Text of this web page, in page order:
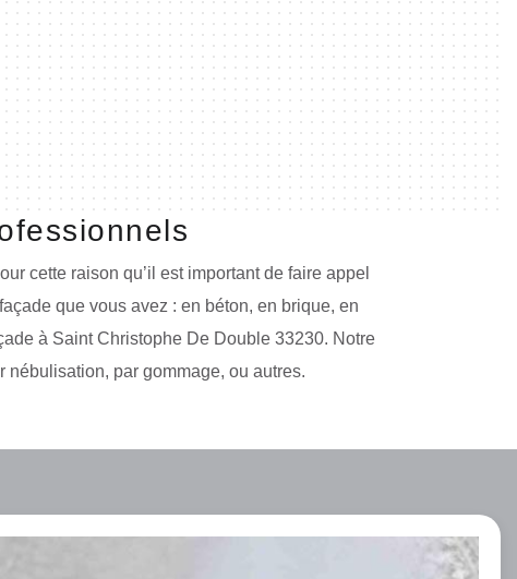
cette raison qu’il est important de faire appel
que vous avez : en béton, en brique, en
à Saint Christophe De Double 33230. Notre
par gommage, ou autres.